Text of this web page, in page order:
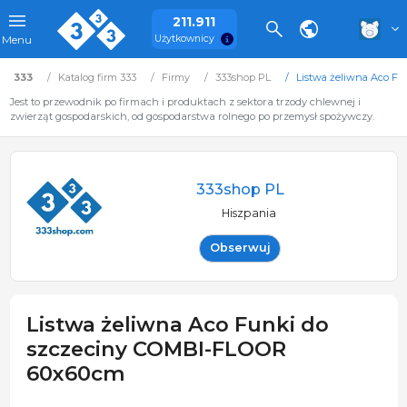
Menu
211.911
Użytkownicy
333 Katalog firm 333 Firmy 333shop PL
Listwa żeliwna Aco
Jest to przewodnik po firmach i produktach z sektora trzody chlewnej i
zwierząt gospodarskich, od gospodarstwa rolnego po przemysł spożywczy.
333shop PL
Hiszpania
Obserwuj
Listwa żeliwna Aco Funki do
szczeciny COMBI-FLOOR
60x60cm